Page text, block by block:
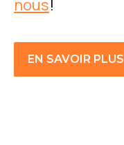
nous!
EN SAVOIR PLUS